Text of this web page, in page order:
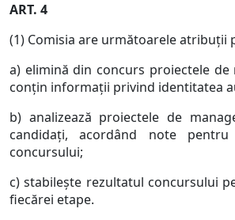
ART. 4
(1) Comisia are următoarele atribuţii
a) elimină din concurs proiectele de
conţin informaţii privind identitatea
b) analizează proiectele de
candidaţi, acordând note
concursului;
c) stabileşte rezultatul concursului
fiecărei etape.